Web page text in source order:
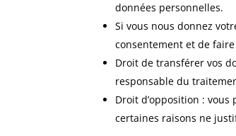
données personnelles.
Si vous nous donnez
consentement et de
Droit de transférer vos
responsable du
Droit d’opposition :
certaines raisons ne